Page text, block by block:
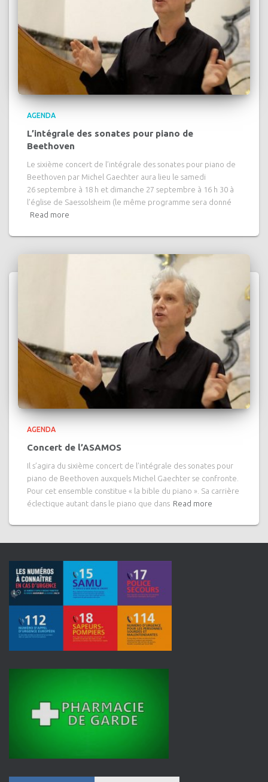
AGENDA
L’intégrale des sonates pour piano de
Beethoven
Le sixième concert de l’intégrale des sonates pour piano de
Beethoven par Michel Gaechter aura lieu le samedi
26 septembre à 18 h et dimanche 27 septembre à 16 h 30 à
l’église de Saessolsheim (le même programme sera donné
Read more
AGENDA
Concert de l’ASAMOS
Il s’agira du sixième concert de l’intégrale des sonates pour
piano de Beethoven auxquels Michel Gaechter se confronte.
Pour cet ensemble constitue « la bible du piano ». Sa carrière
éclectique autant dans le piano que dans Read more